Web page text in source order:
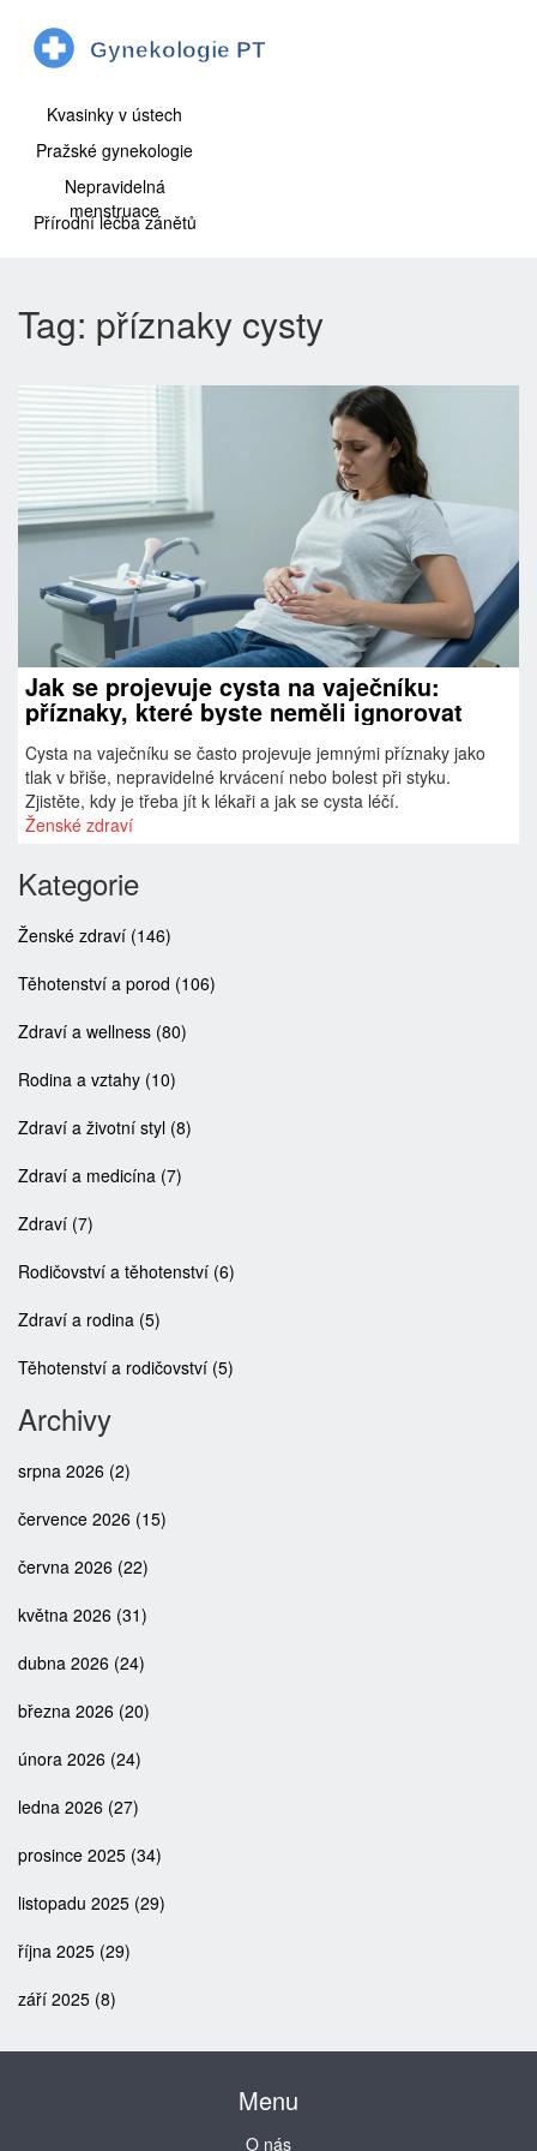
Kvasinky v ústech
Pražské gynekologie
Nepravidelná
menstruace
Přírodní léčba zánětů
Tag: příznaky cysty
Jak se projevuje cysta na vaječníku:
příznaky, které byste neměli ignorovat
Cysta na vaječníku se často projevuje jemnými příznaky jako
tlak v břiše, nepravidelné krvácení nebo bolest při styku.
Zjistěte, kdy je třeba jít k lékaři a jak se cysta léčí.
Ženské zdraví
Kategorie
Ženské zdraví (146)
Těhotenství a porod (106)
Zdraví a wellness (80)
Rodina a vztahy (10)
Zdraví a životní styl (8)
Zdraví a medicína (7)
Zdraví (7)
Rodičovství a těhotenství (6)
Zdraví a rodina (5)
Těhotenství a rodičovství (5)
Archivy
srpna 2026 (2)
července 2026 (15)
června 2026 (22)
května 2026 (31)
dubna 2026 (24)
března 2026 (20)
února 2026 (24)
ledna 2026 (27)
prosince 2025 (34)
listopadu 2025 (29)
října 2025 (29)
září 2025 (8)
Menu
O nás